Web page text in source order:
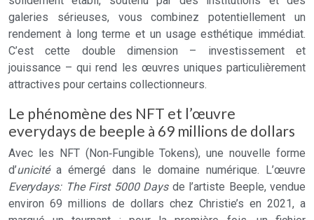
galeries sérieuses, vous combinez potentiellement un
rendement à long terme et un usage esthétique immédiat.
C’est cette double dimension – investissement et
jouissance – qui rend les œuvres uniques particulièrement
attractives pour certains collectionneurs.
Le phénomène des NFT et l’œuvre
everydays de beeple à 69 millions de dollars
Avec les NFT (Non‑Fungible Tokens), une nouvelle forme
d’unicitéa émergé dans le domaine numérique. L’œuvre
Everydays: The First 5000 Daysde l’artiste Beeple, vendue
environ 69 millions de dollars chez Christie’s en 2021, a